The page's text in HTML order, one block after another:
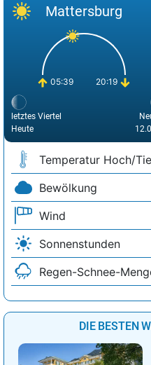
Mattersburg
05:39 20:19
letztes Viertel
Heute
Temperatur Hoch/
Bewölkung
Wind
Sonnenstunden
Regen-Schnee-
DIE BESTEN